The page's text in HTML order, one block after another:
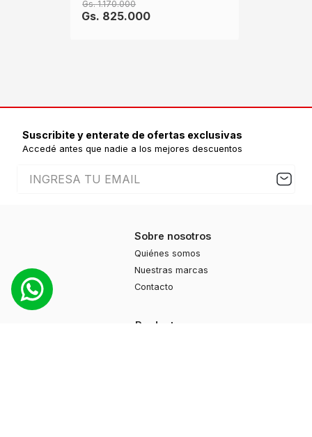
Gs. 1.170.000
Gs. 825.000
Suscribite y enterate de ofertas exclusivas
Accedé antes que nadie a los mejores descuentos
Sobre nosotros
Quiénes somos
Nuestras marcas
Contacto